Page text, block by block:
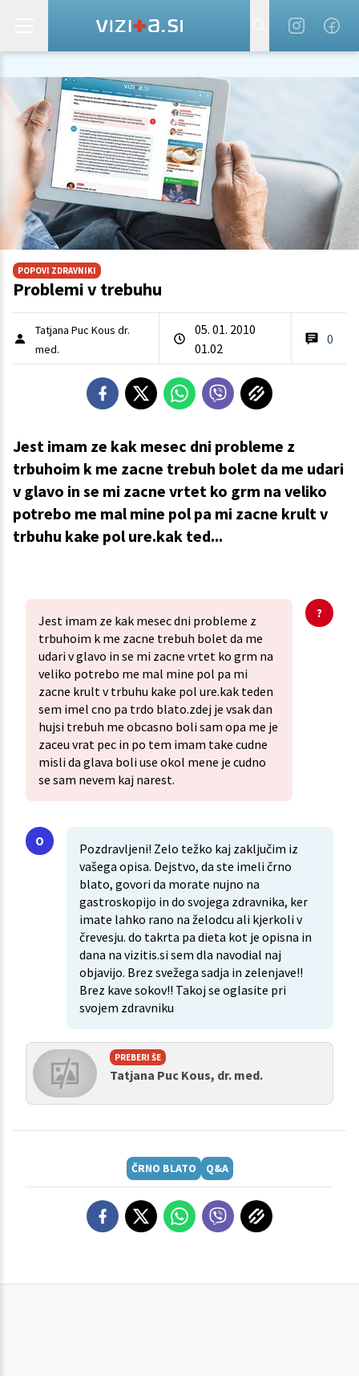
POPOVI ZDRAVNIKI
Problemi v trebuhu
Tatjana Puc Kous dr.
med.
05. 01. 2010
01.02
0
Jest imam ze kak mesec dni probleme z
trbuhoim k me zacne trebuh bolet da me udari
v glavo in se mi zacne vrtet ko grm na veliko
potrebo me mal mine pol pa mi zacne krult v
trbuhu kake pol ure.kak ted...
Jest imam ze kak mesec dni probleme z
trbuhoim k me zacne trebuh bolet da me
udari v glavo in se mi zacne vrtet ko grm na
veliko potrebo me mal mine pol pa mi
zacne krult v trbuhu kake pol ure.kak teden
sem imel cno pa trdo blato.zdej je vsak dan
hujsi trebuh me obcasno boli sam opa me je
zaceu vrat pec in po tem imam take cudne
misli da glava boli use okol mene je cudno
se sam nevem kaj narest.
Pozdravljeni! Zelo težko kaj zaključim iz
vašega opisa. Dejstvo, da ste imeli črno
blato, govori da morate nujno na
gastroskopijo in do svojega zdravnika, ker
imate lahko rano na želodcu ali kjerkoli v
črevesju. do takrta pa dieta kot je opisna in
dana na vizitis.si sem dla navodial naj
objavijo. Brez svežega sadja in zelenjave!!
Brez kave sokov!! Takoj se oglasite pri
svojem zdravniku
PREBERI ŠE
Tatjana Puc Kous, dr. med.
ČRNO BLATO Q&A